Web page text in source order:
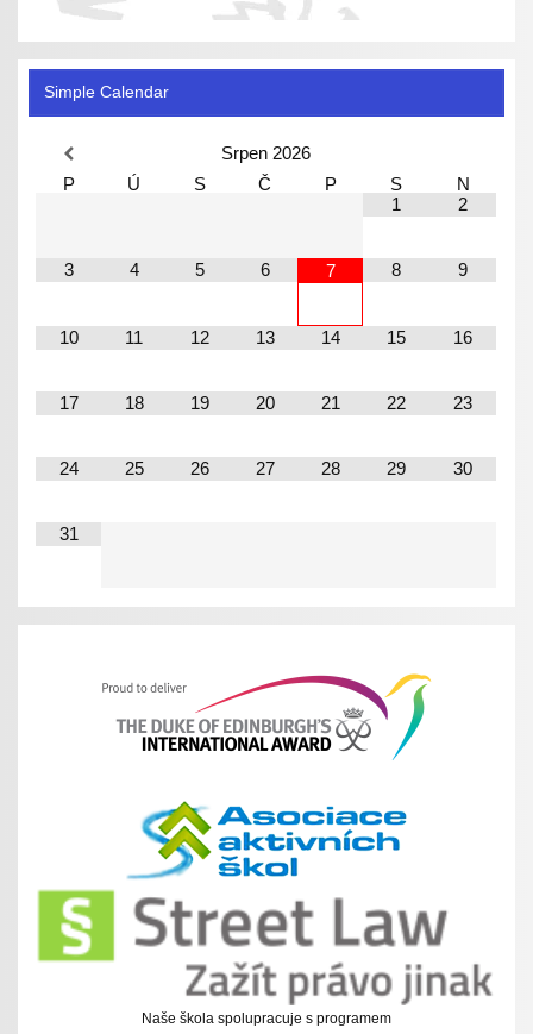
Simple Calendar
Srpen 2026
P
Ú S Č P S
N
1
2
3 4 5 6 7 8 9
10 11 12 13 14 15 16
17 18 19 20 21 22 23
24 25 26 27 28 29 30
31
Naše škola spolupracuje s programem